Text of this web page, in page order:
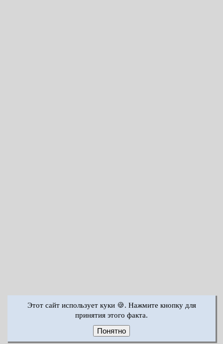
Этот сайт использует куки 🍪. Нажмите кнопку для
принятия этого факта.
Понятно